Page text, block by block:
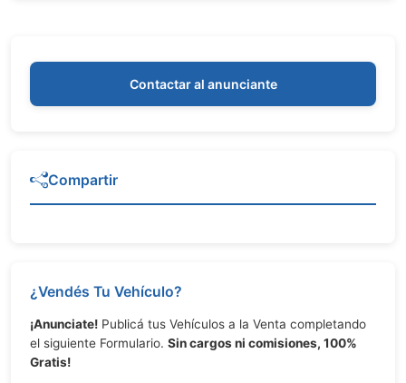
Contactar al anunciante
Compartir
¿Vendés Tu Vehículo?
¡Anunciate! Publicá tus Vehículos a la Venta completando
el siguiente Formulario. Sin cargos ni comisiones, 100%
Gratis!